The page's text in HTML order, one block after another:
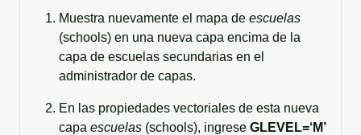
Muestra nuevamente el mapa de escuelas
(schools) en una nueva capa encima de la
capa de escuelas secundarias en el
administrador de capas.
En las propiedades vectoriales de esta nueva
capa escuelas (schools), ingrese GLEVEL=‘M’